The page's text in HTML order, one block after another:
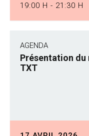
19:00 H - 21:30 H
AGENDA
Présentation du
TXT